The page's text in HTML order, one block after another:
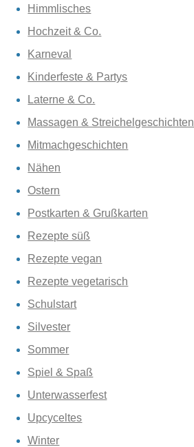
Himmlisches
Hochzeit & Co.
Karneval
Kinderfeste & Partys
Laterne & Co.
Massagen & Streichelgeschichten
Mitmachgeschichten
Nähen
Ostern
Postkarten & Grußkarten
Rezepte süß
Rezepte vegan
Rezepte vegetarisch
Schulstart
Silvester
Sommer
Spiel & Spaß
Unterwasserfest
Upcyceltes
Winter